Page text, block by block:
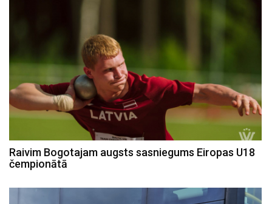
Raivim Bogotajam augsts sasniegums Eiropas U18
čempionātā